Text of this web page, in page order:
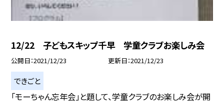
12/22 子どもスキップ千早 学童クラブお楽しみ会
公開日 2021/12/23 更新日 2021/12/23
できごと
「モーちゃん忘年会」と題して、学童クラブのお楽しみ会が開